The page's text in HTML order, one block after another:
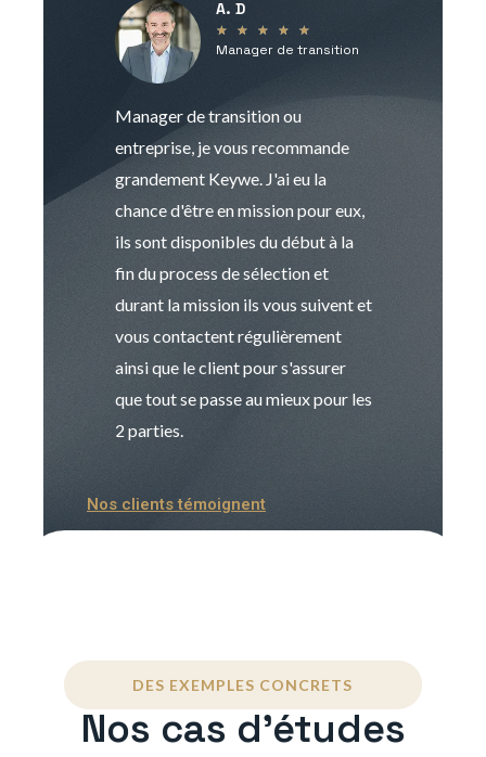
A. D
★ ★ ★ ★ ★
Manager de transition
Manager de transition ou
entreprise, je vous recommande
grandement Keywe. J'ai eu la
chance d'être en mission pour eux,
ils sont disponibles du début à la
fin du process de sélection et
durant la mission ils vous suivent et
vous contactent régulièrement
ainsi que le client pour s'assurer
que tout se passe au mieux pour les
2 parties.
Nos clients témoignent
DES EXEMPLES CONCRETS
Nos cas d'études